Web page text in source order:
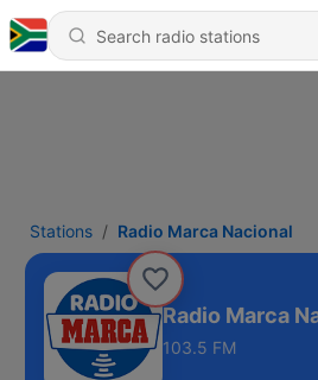
Stations Radio Marca Nacional
Radio Marca
103.5 FM